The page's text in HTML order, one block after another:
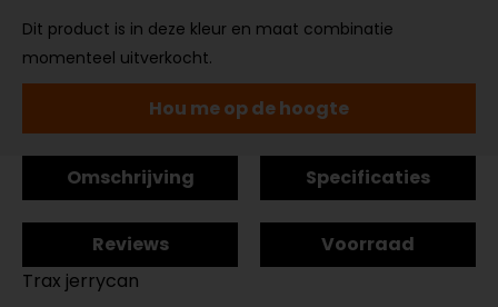
Dit product is in deze kleur en maat combinatie
momenteel uitverkocht.
Hou me op de hoogte
Omschrijving Specificaties
Reviews
Voorraad
Trax jerrycan